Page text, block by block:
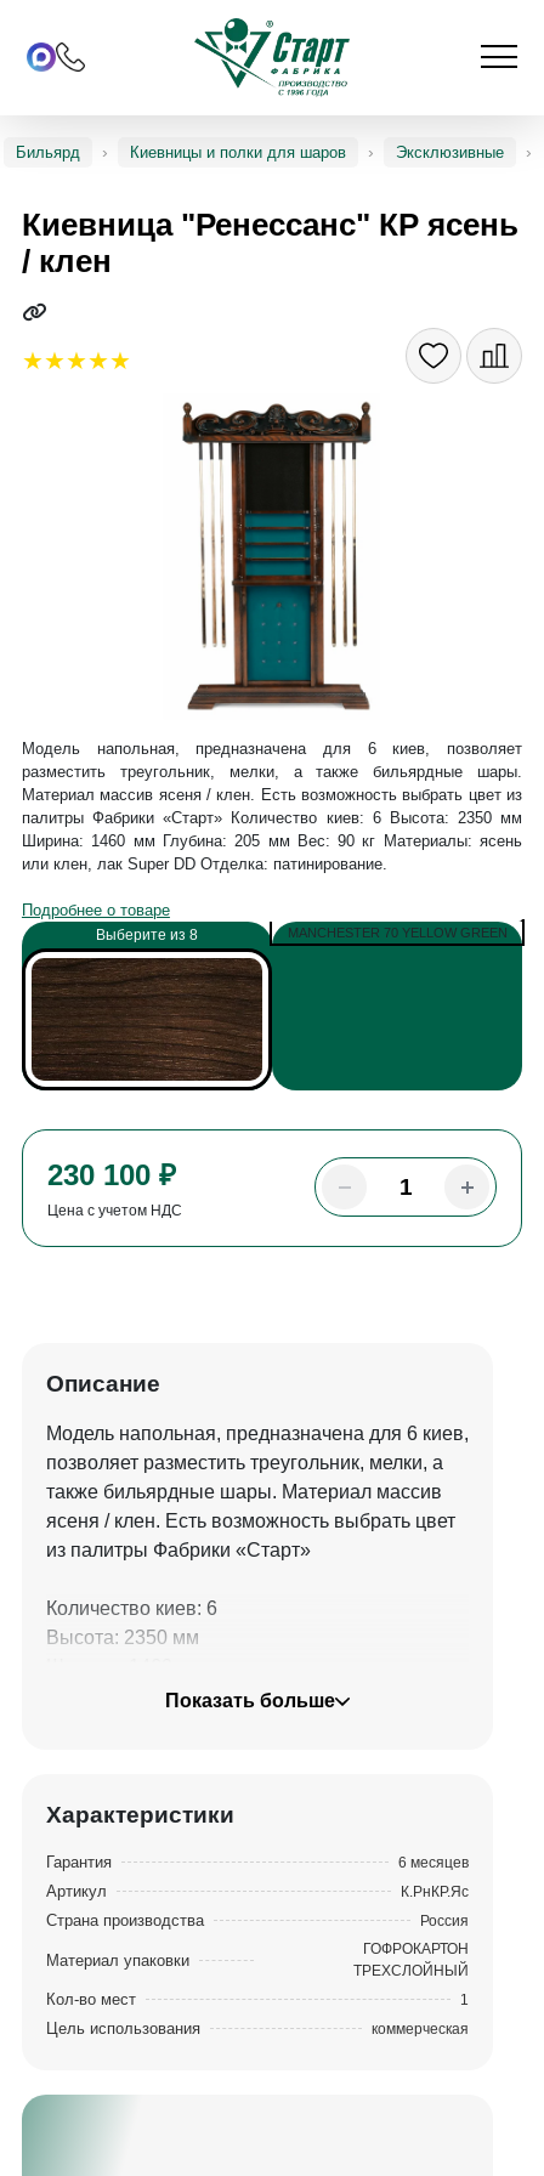
Бильярд Киевницы и полки для шаров Эксклюзивные
Киевница "Ренессанс" КР ясень
/ клен
230 100 ₽
Цена с учетом НДС
Выберите из 8 MANCHESTER 70 YELLOW GREEN
Модель напольная, предназначена для 6 киев, позволяет
разместить треугольник, мелки, а также бильярдные шары.
Материал массив ясеня / клен. Есть возможность выбрать цвет из
палитры Фабрики «Старт» Количество киев: 6 Высота: 2350 мм
Ширина: 1460 мм Глубина: 205 мм Вес: 90 кг Материалы: ясень
или клен, лак Super DD Отделка: патинирование.
Подробнее о товаре
Описание
Модель напольная, предназначена для 6 киев,
позволяет разместить треугольник, мелки, а
также бильярдные шары. Материал массив
ясеня / клен. Есть возможность выбрать цвет
из палитры Фабрики «Старт»
Количество киев: 6
Высота: 2350 мм
Глубина: 205 ммПоказать больше
Характеристики
Гарантия 6 месяцев
Артикул К.РнКР.Яс
Страна производства Россия
Материал упаковки
ГОФРОКАРТОН
ТРЕХСЛОЙНЫЙ
Кол-во мест 1
Цель использования коммерческая